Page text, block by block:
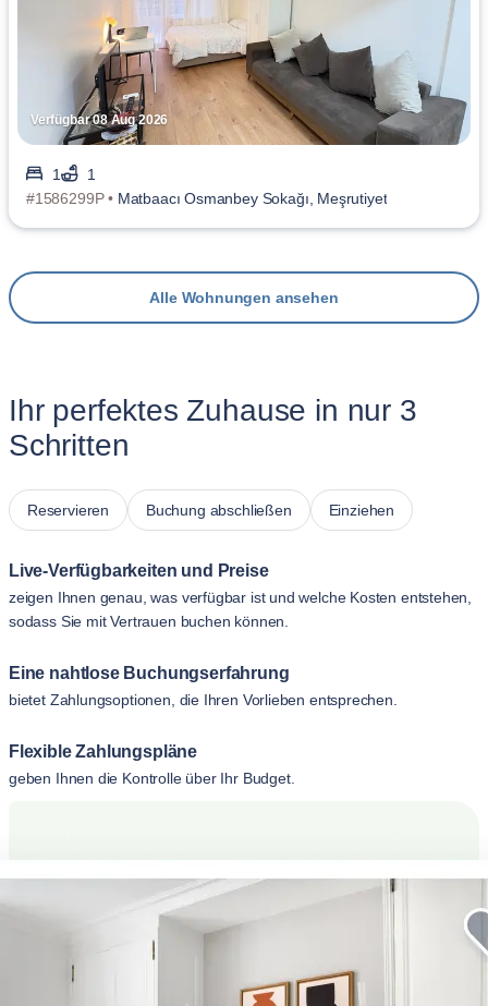
Verfügbar 08 Aug 2026
1
1
#1586299P • Matbaacı Osmanbey Sokağı, Meşrutiyet
Alle Wohnungen ansehen
Ihr perfektes Zuhause in nur 3
Schritten
Reservieren Buchung abschließen Einziehen
Live-Verfügbarkeiten und Preise
zeigen Ihnen genau, was verfügbar ist und welche Kosten entstehen,
sodass Sie mit Vertrauen buchen können.
Eine nahtlose Buchungserfahrung
bietet Zahlungsoptionen, die Ihren Vorlieben entsprechen.
Flexible Zahlungspläne
geben Ihnen die Kontrolle über Ihr Budget.